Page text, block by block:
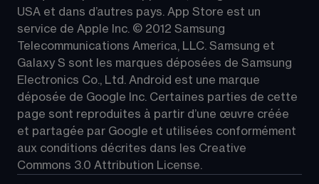
USA et dans d’autres pays. App Store est un
service de Apple Inc. © 2012 Samsung
Telecommunications America, LLC. Samsung et
Galaxy S sont les marques déposées de Samsung
Electronics Co., Ltd. Android est une marque
déposée de Google Inc. Certaines parties de cette
page sont reproduites à partir d’une œuvre créée
et partagée par Google et utilisées conformément
aux conditions décrites dans les Creative
Commons 3.0 Attribution License.